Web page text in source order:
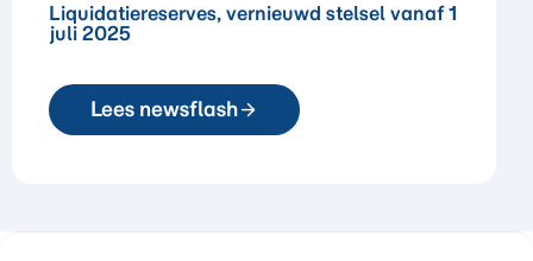
Liquidatiereserves, vernieuwd stelsel vanaf 1
juli 2025
Lees newsflash